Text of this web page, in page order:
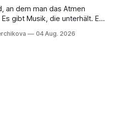
an dem man das Atmen
der man minutenlang kein
04 Aug. 2026